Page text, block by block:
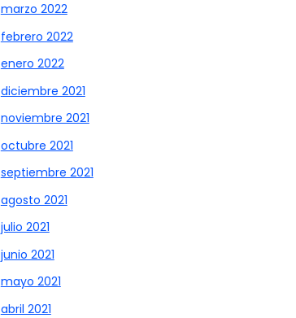
marzo 2022
febrero 2022
enero 2022
diciembre 2021
noviembre 2021
octubre 2021
septiembre 2021
agosto 2021
julio 2021
junio 2021
mayo 2021
abril 2021